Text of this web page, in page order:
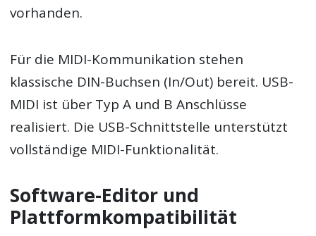
vorhanden.
Für die MIDI-Kommunikation stehen
klassische DIN-Buchsen (In/Out) bereit. USB-
MIDI ist über Typ A und B Anschlüsse
realisiert. Die USB-Schnittstelle unterstützt
vollständige MIDI-Funktionalität.
Software-Editor und
Plattformkompatibilität